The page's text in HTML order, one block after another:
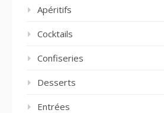
Apéritifs
Cocktails
Confiseries
Desserts
Entrées